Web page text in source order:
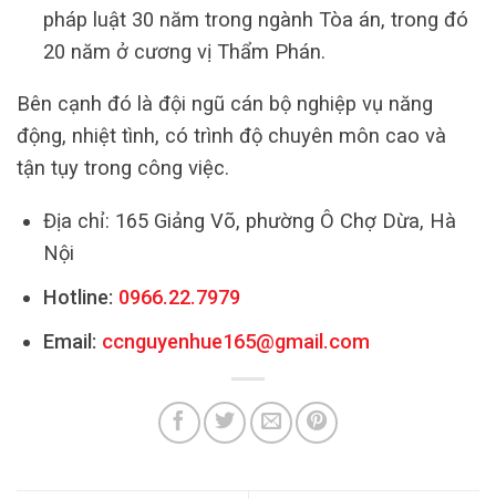
pháp luật 30 năm trong ngành Tòa án, trong đó
20 năm ở cương vị Thẩm Phán.
Bên cạnh đó là đội ngũ cán bộ nghiệp vụ năng
động, nhiệt tình, có trình độ chuyên môn cao và
tận tụy trong công việc.
Địa chỉ: 165 Giảng Võ, phường Ô Chợ Dừa, Hà
Nội
Hotline: 0966.22.7979
Email: ccnguyenhue165@gmail.com